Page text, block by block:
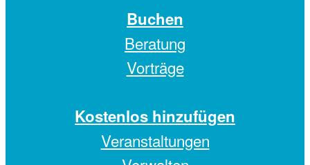
Buchen
Beratung
Vorträge
Kostenlos hinzufügen
Veranstaltungen